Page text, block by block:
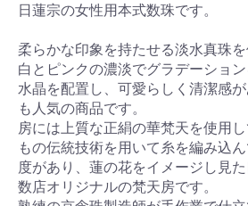
日蓮宗の女性用本式数珠です。
柔らかな印象を持たせる淡水真珠を
白とピンクの濃淡でグラデーショ
水晶を配置し、可愛らしく清潔感
も人気の商品です。
房には上質な正絹の華梵天を使用
もの伝統技術を用いて糸を編み込
度があり、蓮の花をイメージし見
数店オリジナルの梵天房です。